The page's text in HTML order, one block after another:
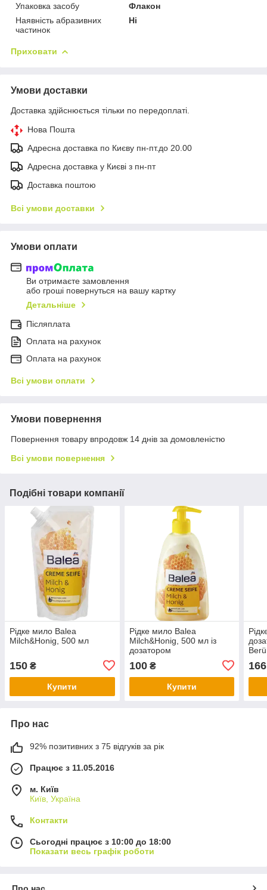
Упаковка засобу
Флакон
Наявність абразивних
частинок
Ні
Приховати
Умови доставки
Доставка здійснюється тільки по передоплаті.
Нова Пошта
Адресна доставка по Києву пн-пт.до 20.00
Адресна доставка у Києві з пн-пт
Доставка поштою
Всі умови доставки
Умови оплати
Ви отримаєте замовлення
або гроші повернуться на вашу картку
Детальніше
Післяплата
Оплата на рахунок
Оплата на рахунок
Всі умови оплати
Умови повернення
Повернення товару впродовж 14 днів за домовленістю
Всі умови повернення
Подібні товари компанії
Рідке мило Balea
Milch&Honig, 500 мл
150 ₴
Купити
Рідке мило Balea
Milch&Honig, 500 мл із
дозатором
100₴
Купити
166
Про нас
92% позитивних з 75 відгуків за рік
Працює з 11.05.2016
м. Київ
Київ, Україна
Контакти
Сьогодні працює з 10:00 до 18:00
Показати весь графік роботи